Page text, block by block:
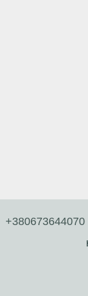
+380673644070